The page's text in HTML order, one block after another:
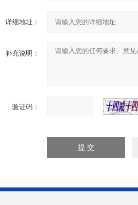
详细地址：
补充说明：
验证码：